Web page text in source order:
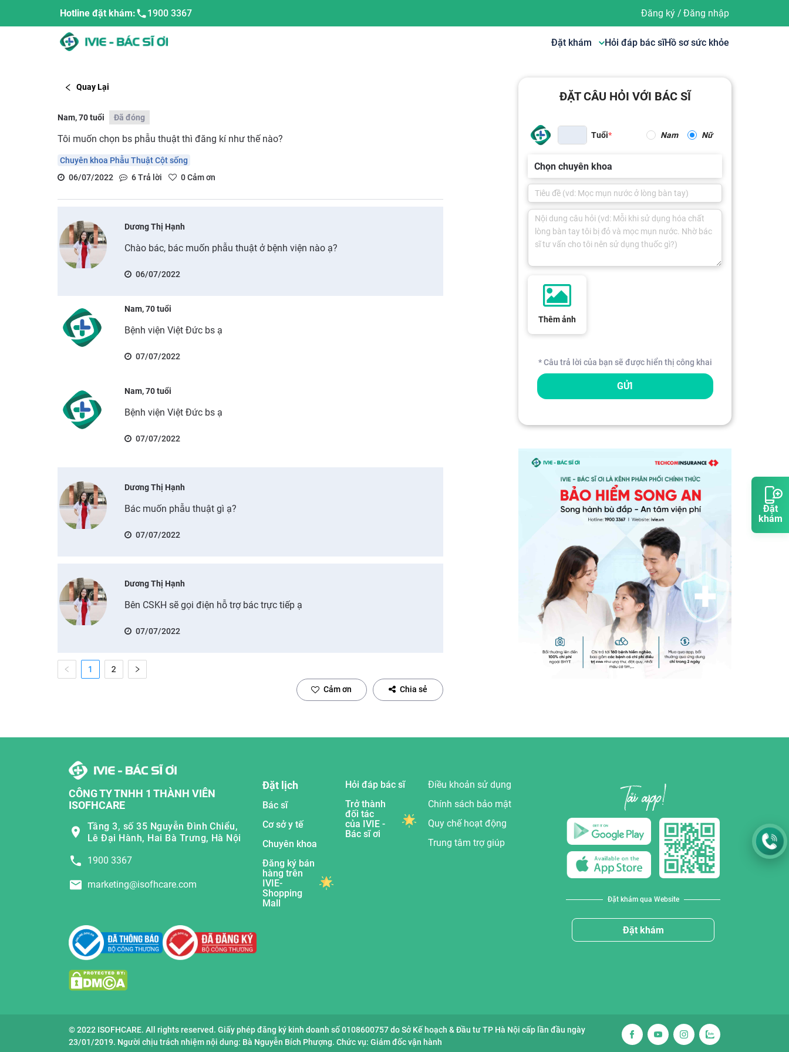
Đặt
khám
Hotline đặt khám: 1900 3367 Đăng ký/ Đăng nhập
Đặt khám Hỏi đáp bác sĩHồ sơ sức khỏe
Quay Lại
Nam, 70 tuổi Đã đóng
Tôi muốn chọn bs phẫu thuật thì đăng kí như thế nào?
Chuyên khoa Phẫu Thuật Cột sống
06/07/2022
6Trả lời 0Cảm ơn
Dương Thị Hạnh
Chào bác, bác muốn phẫu thuật ở bệnh viện nào ạ?
06/07/2022
Nam, 70 tuổi
Bệnh viện Việt Đức bs ạ
07/07/2022
Nam, 70 tuổi
Bệnh viện Việt Đức bs ạ
07/07/2022
Dương Thị Hạnh
Bác muốn phẫu thuật gì ạ?
07/07/2022
Dương Thị Hạnh
Bên CSKH sẽ gọi điện hỗ trợ bác trực tiếp ạ
07/07/2022
1 2
Cảm ơn Chia sẻ
ĐẶT CÂU HỎI VỚI BÁC SĨ
Tuổi Nam Nữ
Chọn chuyên khoa
Thêm ảnh
* Câu trả lời của bạn sẽ được hiển thị công khai
GỬI
CÔNG TY TNHH 1 THÀNH VIÊN
ISOFHCARE
Tầng 3, số 35 Nguyễn Đình Chiểu,
Lê Đại Hành, Hai Bà Trưng, Hà Nội
1900 3367
marketing@isofhcare.com
Đặt lịch
Bác sĩ
Cơ sở y tế
Chuyên khoa
Đăng ký bán
hàng trên
IVIE-
Shopping
Mall
Hỏi đáp bác sĩ
Trở thành
đối tác
của IVIE -
Bác sĩ ơi
Điều khoản sử dụng
Chính sách bảo mật
Quy chế hoạt động
Trung tâm trợ giúp
Đặt khám qua Website
Đặt khám
© 2022 ISOFHCARE. All rights reserved. Giấy phép đăng ký kinh doanh số 0108600757 do Sở Kế hoạch & Đầu tư TP Hà Nội cấp lần đầu ngày
23/01/2019. Người chịu trách nhiệm nội dung: Bà Nguyễn Bích Phượng. Chức vụ: Giám đốc vận hành